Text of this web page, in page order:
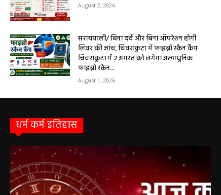
August 2, 2026
सरायपाली/ बिना दर्द और बिना ऑपरेशन होगी
लिवर की जांच, चिवराकुटा में फाइब्रो स्कैन कैंप
चिवराकुटा में 2 अगस्त को लगेगा अत्याधुनिक
फाइब्रो स्कैन...
August 1, 2026
धर्म कर्म इतिहास